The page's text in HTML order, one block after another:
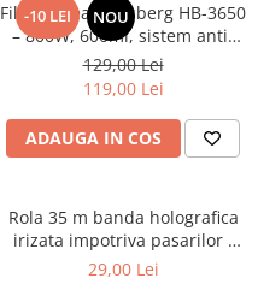
-10 LEI NOU
Filtru cafea Hausberg HB-3650
– 800W, 600ml, sistem anti-
picurare, negru
129,00 Lei
119,00 Lei
ADAUGA IN COS
Rola 35 m banda holografica
irizata impotriva pasarilor -
porumbei, grauri, vrabii
29,00 Lei